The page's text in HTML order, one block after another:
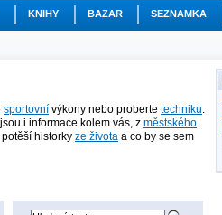
KNIHY BAZAR SEZNAMKA
sportovní výkony nebo proberte techniku.
i informace kolem vás, z městského
historky ze života a co by se sem